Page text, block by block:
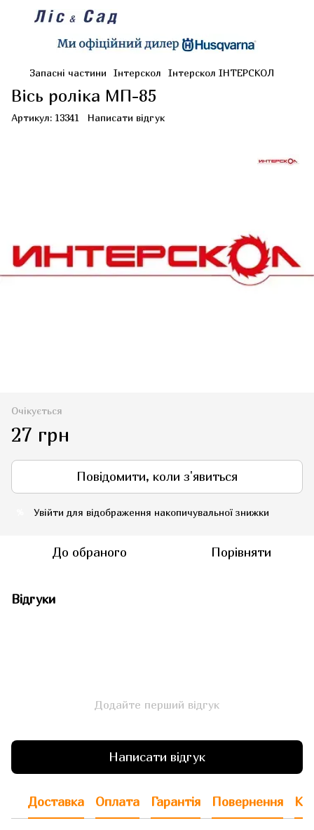
Запасні частини Інтерскол Інтерскол ІНТЕРСКОЛ
Вісь роліка МП-85
Артикул: 13341 Написати відгук
Очікується
27 грн
Повідомити, коли з'явиться
Увійти для відображення накопичувальної знижки
До обраного Порівняти
Відгуки
Додайте перший відгук
Написати відгук
Доставка Оплата Гарантія Повернення